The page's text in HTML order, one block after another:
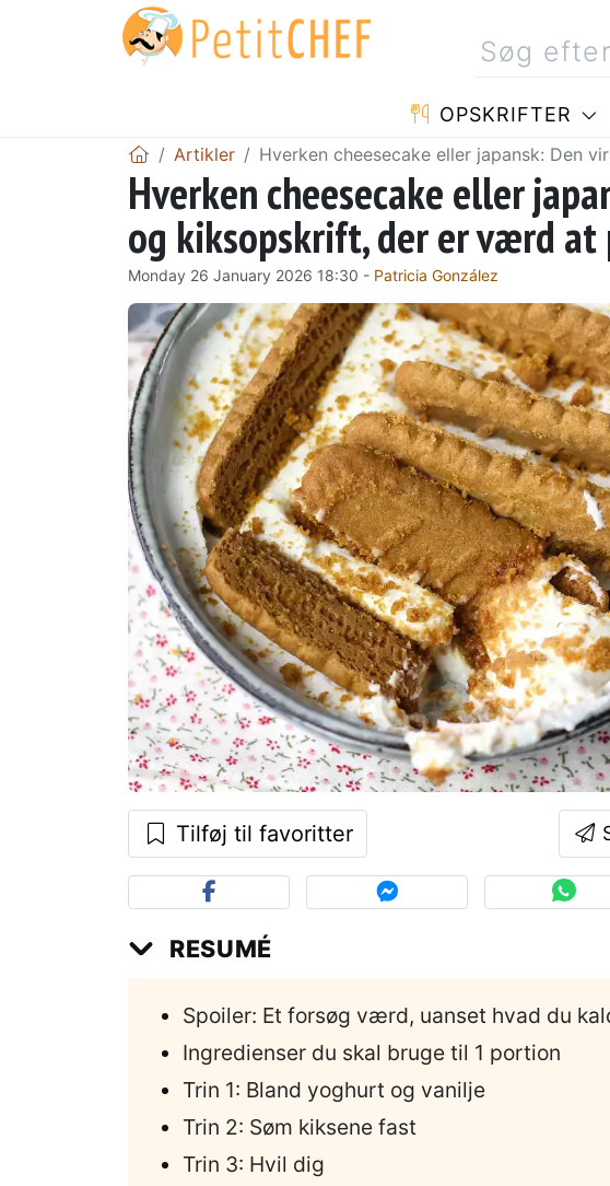
OPSKRIFTER
Artikler Hverken cheesecake eller japansk: Den
Hverken cheesecake eller
og kiksopskrift, der er værd at
Monday 26 January 2026 18:30 - Patricia González
Tilføj til favoritter
RESUMÉ
Spoiler: Et forsøg værd, uanset hvad du
Ingredienser du skal bruge til 1 portion
Trin 1: Bland yoghurt og vanilje
Trin 2: Søm kiksene fast
Trin 3: Hvil dig